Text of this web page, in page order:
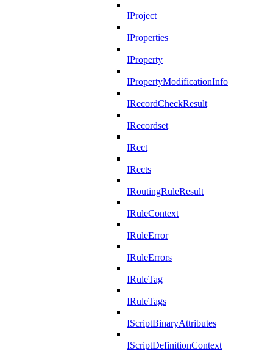
IProject
IProperties
IProperty
IPropertyModificationInfo
IRecordCheckResult
IRecordset
IRect
IRects
IRoutingRuleResult
IRuleContext
IRuleError
IRuleErrors
IRuleTag
IRuleTags
IScriptBinaryAttributes
IScriptDefinitionContext